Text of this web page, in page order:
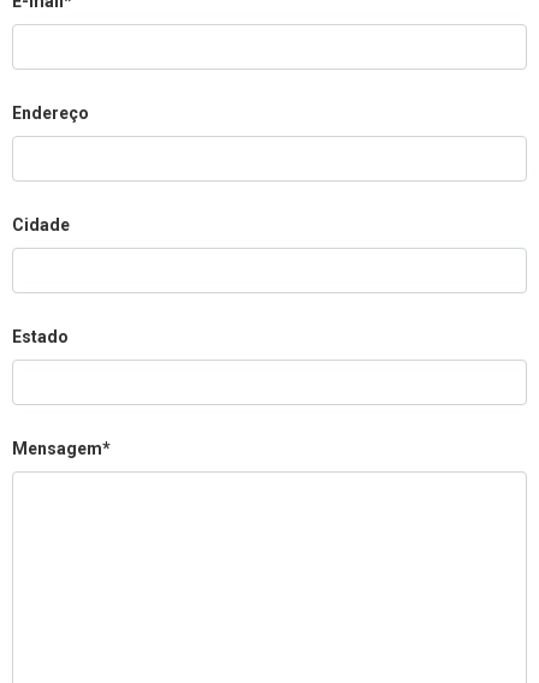
Endereço
Cidade
Estado
Mensagem*